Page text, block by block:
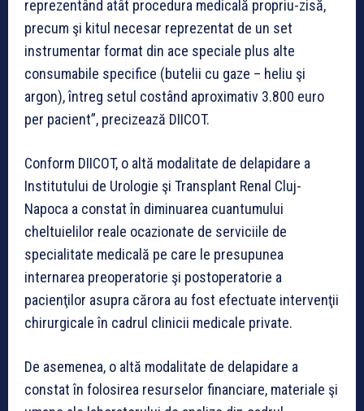
reprezentând atât procedura medicală propriu-zisă,
precum şi kitul necesar reprezentat de un set
instrumentar format din ace speciale plus alte
consumabile specifice (butelii cu gaze – heliu şi
argon), întreg setul costând aproximativ 3.800 euro
per pacient”, precizează DIICOT.
Conform DIICOT, o altă modalitate de delapidare a
Institutului de Urologie şi Transplant Renal Cluj-
Napoca a constat în diminuarea cuantumului
cheltuielilor reale ocazionate de serviciile de
specialitate medicală pe care le presupunea
internarea preoperatorie şi postoperatorie a
pacienţilor asupra cărora au fost efectuate intervenţii
chirurgicale în cadrul clinicii medicale private.
De asemenea, o altă modalitate de delapidare a
constat în folosirea resurselor financiare, materiale şi